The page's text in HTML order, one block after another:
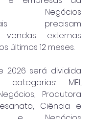
Negócios
precisam
vendas externas
últimos 12 meses.
2026 será dividida
MEI,
Produtora
Ciência e